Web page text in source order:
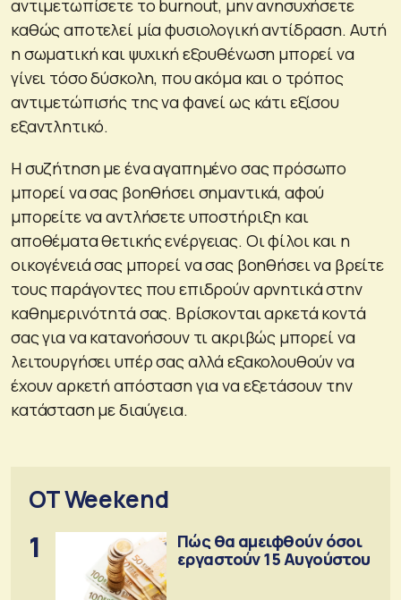
αντιμετωπίσετε το burnout, μην ανησυχήσετε
καθώς αποτελεί μία φυσιολογική αντίδραση. Αυτή
η σωματική και ψυχική εξουθένωση μπορεί να
γίνει τόσο δύσκολη, που ακόμα και ο τρόπος
αντιμετώπισής της να φανεί ως κάτι εξίσου
εξαντλητικό.
Η συζήτηση με ένα αγαπημένο σας πρόσωπο
μπορεί να σας βοηθήσει σημαντικά, αφού
μπορείτε να αντλήσετε υποστήριξη και
αποθέματα θετικής ενέργειας. Οι φίλοι και η
οικογένειά σας μπορεί να σας βοηθήσει να βρείτε
τους παράγοντες που επιδρούν αρνητικά στην
καθημερινότητά σας. Βρίσκονται αρκετά κοντά
σας για να κατανοήσουν τι ακριβώς μπορεί να
λειτουργήσει υπέρ σας αλλά εξακολουθούν να
έχουν αρκετή απόσταση για να εξετάσουν την
κατάσταση με διαύγεια.
OT Weekend
1
Πώς θα αμειφθούν όσοι
εργαστούν 15 Αυγούστου